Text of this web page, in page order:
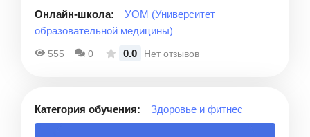
Онлайн-школа:
УОМ (Университет
образовательной медицины)
555 0 0.0 Нет отзывов
Категория обучения: Здоровье и фитнес